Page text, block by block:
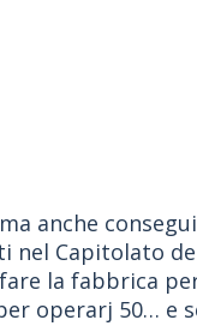
anche
nel Capitolato
fare la fabbrica
operarj 50… e